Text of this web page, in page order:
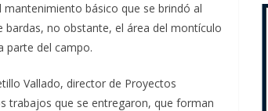
básico que se brindó al
no obstante, el área del montículo
parte del campo.
Vallado, director de Proyectos
trabajos que se entregaron, que forman